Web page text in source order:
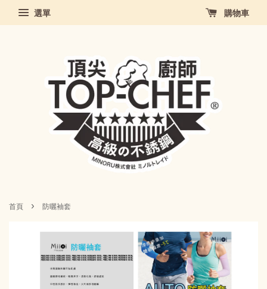
選單 購物車
首頁 › 防曬袖套